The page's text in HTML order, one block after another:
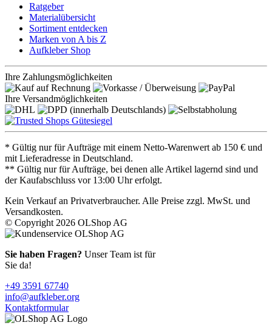
Ratgeber
Materialübersicht
Sortiment entdecken
Marken von A bis Z
Aufkleber Shop
Ihre Zahlungsmöglichkeiten
Ihre Versandmöglichkeiten
* Gültig nur für Aufträge mit einem Netto-Warenwert ab 150 € und
mit Lieferadresse in Deutschland.
** Gültig nur für Aufträge, bei denen alle Artikel lagernd sind und
der Kaufabschluss vor 13:00 Uhr erfolgt.
Kein Verkauf an Privatverbraucher. Alle Preise zzgl. MwSt. und
Versandkosten.
© Copyright 2026 OLShop AG
Sie haben Fragen? Unser Team ist für
Sie da!
+49 3591 67740
info@aufkleber.org
Kontaktformular